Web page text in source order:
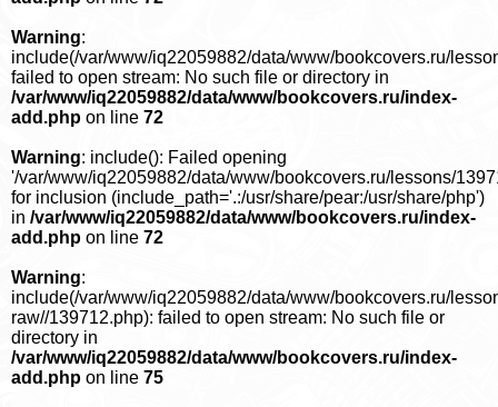
Warning:
include(/var/www/iq22059882/data/www/bookcovers.ru/
failed to open stream: No such file or directory in
/var/www/iq22059882/data/www/bookcovers.ru/index-
add.php on line 72
Warning: include(): Failed opening
'/var/www/iq22059882/data/www/bookcovers.ru/lessons/
for inclusion (include_path='.:/usr/share/pear:/usr/share/php')
in /var/www/iq22059882/data/www/bookcovers.ru/index-
add.php on line 72
Warning:
include(/var/www/iq22059882/data/www/bookcovers.ru/
raw//139712.php): failed to open stream: No such file or
directory in
/var/www/iq22059882/data/www/bookcovers.ru/index-
add.php on line 75